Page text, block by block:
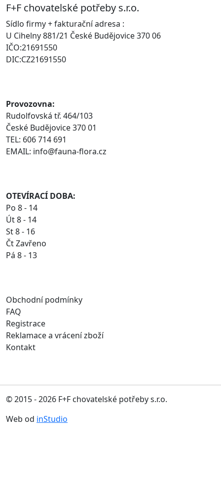
F+F chovatelské potřeby s.r.o.
Sídlo firmy + fakturační adresa :
U Cihelny 881/21 České Budějovice 370 06
IČO:21691550
DIC:CZ21691550
Provozovna:
Rudolfovská tř. 464/103
České Budějovice 370 01
TEL: 606 714 691
EMAIL: info@fauna-flora.cz
OTEVÍRACÍ DOBA:
Po 8 - 14
Út 8 - 14
St 8 - 16
Čt Zavřeno
Pá 8 - 13
Obchodní podmínky
FAQ
Registrace
Reklamace a vrácení zboží
Kontakt
© 2015 - 2026 F+F chovatelské potřeby s.r.o.
Web od inStudio